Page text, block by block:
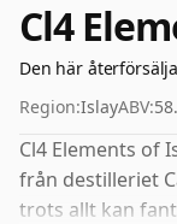
Cl4
Den här
Region:IslayABV:
Cl4 Elements of
från destilleriet
trots allt kan